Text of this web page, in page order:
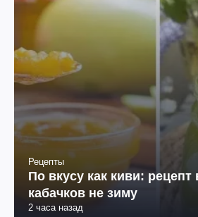
Рецепты
По вкусу как киви: рецепт
кабачков не зиму
2 часа назад